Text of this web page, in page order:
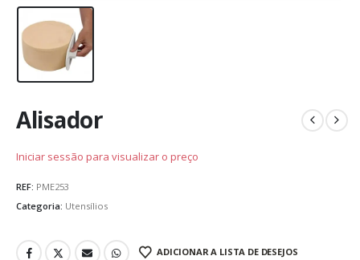
Alisador
Iniciar sessão para visualizar o preço
REF: PME253
Categoria: Utensílios
ADICIONAR A LISTA DE DESEJOS